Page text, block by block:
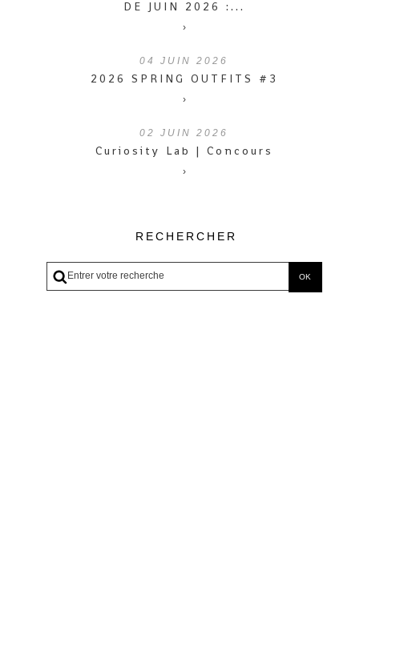
DE JUIN 2026 :...
›
04 JUIN 2026
2026 SPRING OUTFITS #3
›
02 JUIN 2026
Curiosity Lab | Concours
›
RECHERCHER